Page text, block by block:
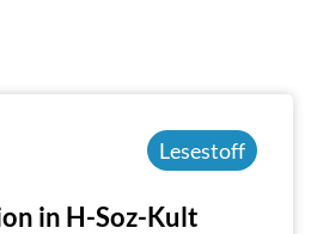
Lesestoff
in H-Soz-Kult